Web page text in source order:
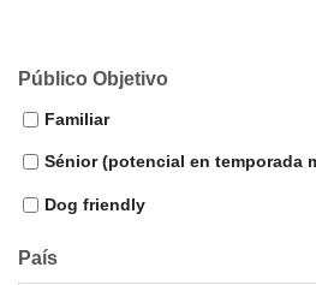
Público Objetivo
Familiar
Sénior (potencial en temporada
Dog friendly
País